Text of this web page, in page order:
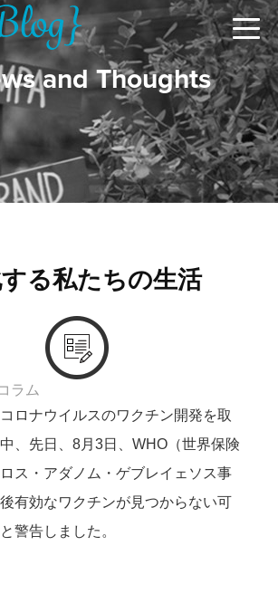
and Thoughts
る私たちの生活
ラム
ロナウイルスのワクチン開発を取
、先日、8月3日、WHO（世界保険
ス・アダノム・ゲブレイェソス事
有効なワクチンが見つからない可
警告しました。